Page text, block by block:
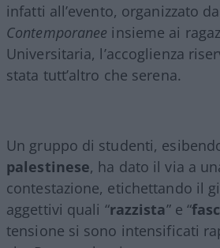
infatti all’evento, organizzato
Contemporanee insieme ai
Universitaria, l’accoglienza
stata tutt’altro che serena.
Un gruppo di studenti,
palestinese, ha dato il via a
contestazione, etichettando il
aggettivi quali “razzista” e “
tensione si sono intensificati